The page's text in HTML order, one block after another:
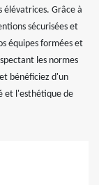
élévatrices. Grâce à
sécurisées et
équipes formées et
les normes
bénéficiez d'un
et l'esthétique de